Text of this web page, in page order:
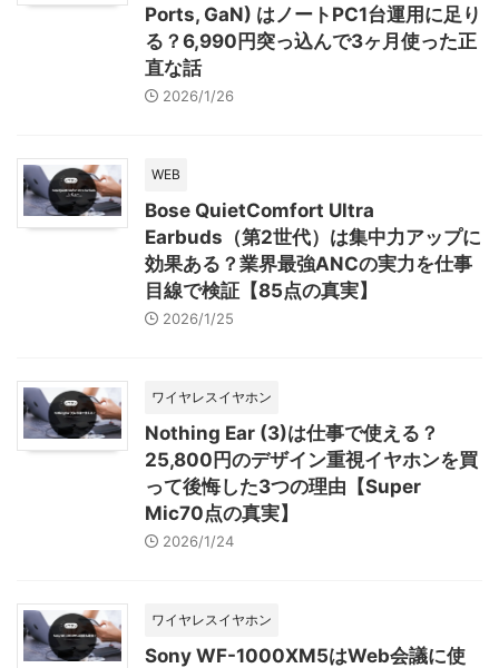
Ports, GaN) はノートPC1台運用に足り
る？6,990円突っ込んで3ヶ月使った正
直な話
2026/1/26
WEB
Bose QuietComfort Ultra
Earbuds（第2世代）は集中力アップに
効果ある？業界最強ANCの実力を仕事
目線で検証【85点の真実】
2026/1/25
ワイヤレスイヤホン
Nothing Ear (3)は仕事で使える？
25,800円のデザイン重視イヤホンを買
って後悔した3つの理由【Super
Mic70点の真実】
2026/1/24
ワイヤレスイヤホン
Sony WF-1000XM5はWeb会議に使